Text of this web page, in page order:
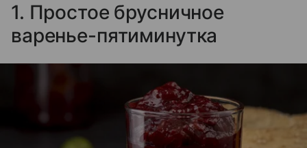
1. Простое брусничное
варенье-пятиминутка